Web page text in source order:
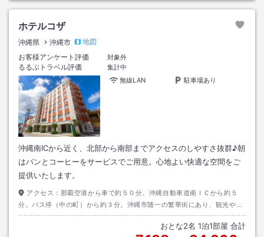
ホテルコザ
沖縄県 沖縄市
地図
お客様アンケート評価
対象外
るるぶトラベル評価
集計中
無線LAN
駐車場あり
沖縄南ICから近く、北部から南部までアクセスのしやすさ抜群♪朝
はパンとコーヒーをサービスでご用意。心地よい快適な空間をご
提供いたします。
アクセス： 那覇空港から車で約５０分。沖縄自動車道南ＩＣから約５
分。バス停（中の町）から約３分。沖縄市随一の繁華街にあり、観光やビ
ジネス等のアクセスには最良の立地条件を備えています。
おとな2名 1泊1部屋 合計